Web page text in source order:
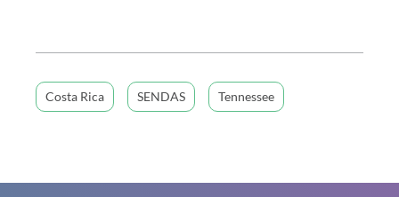
Costa Rica SENDAS Tennessee